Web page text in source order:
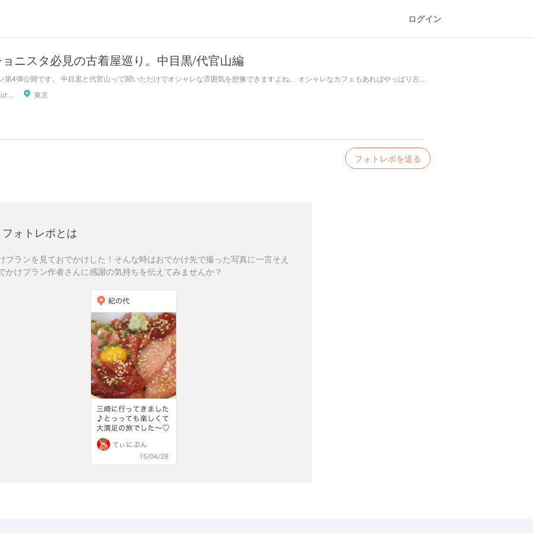
ログイン
ニスタ必見の古着屋巡り。中目黒/代官山編
第4弾公開です。 中目黒と代官山って聞いただけでオシャレな雰囲気を想像できますよね。 オシャレなカフェもあればやっぱり古...
東京
フォトレポを送る
フォトレポとは
プランを見ておでかけした！そんな時はおでかけ先で撮った写真に一言そえ
かけプラン作者さんに感謝の気持ちを伝えてみませんか？